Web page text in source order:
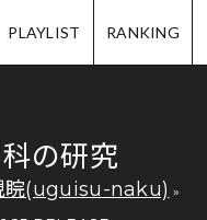
PLAYLIST RANKING
の研究
睆(uguisu-naku)